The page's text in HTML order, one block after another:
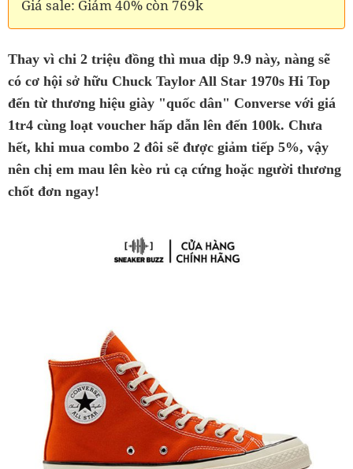
Giá sale: Giảm 40% còn 769k
Thay vì chi 2 triệu đồng thì mua dịp 9.9 này, nàng sẽ
có cơ hội sở hữu Chuck Taylor All Star 1970s Hi Top
đến từ thương hiệu giày "quốc dân" Converse với giá
1tr4 cùng loạt voucher hấp dẫn lên đến 100k. Chưa
hết, khi mua combo 2 đôi sẽ được giảm tiếp 5%, vậy
nên chị em mau lên kèo rủ cạ cứng hoặc người thương
chốt đơn ngay!